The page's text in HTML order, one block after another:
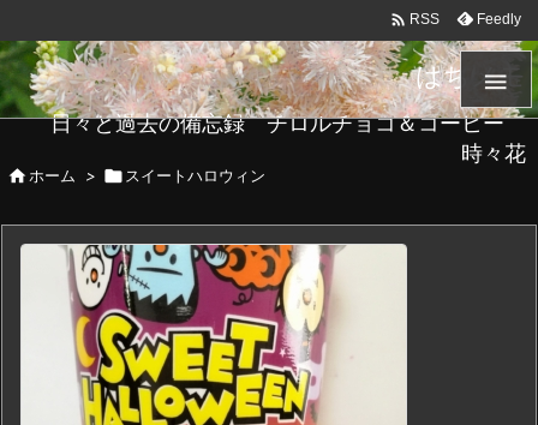
はちメモ
日々と過去の備忘録 チロルチョコ＆コーヒー
時々花

 RSS Feedly
 ホーム >  スイートハロウィン